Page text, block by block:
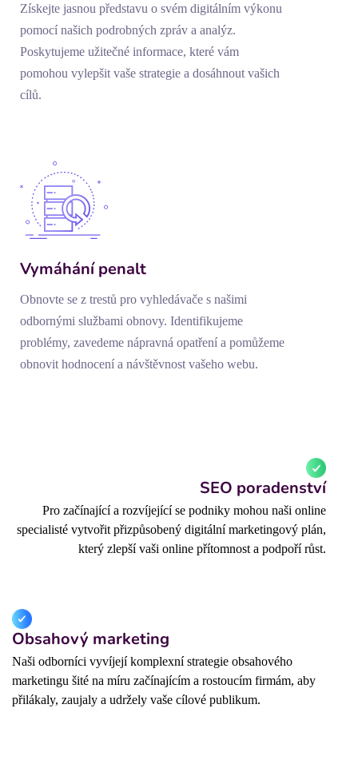
Získejte jasnou představu o svém digitálním výkonu
pomocí našich podrobných zpráv a analýz.
Poskytujeme užitečné informace, které vám
pomohou vylepšit vaše strategie a dosáhnout vašich
cílů.
Vymáhání penalt
Obnovte se z trestů pro vyhledávače s našimi
odbornými službami obnovy. Identifikujeme
problémy, zavedeme nápravná opatření a pomůžeme
obnovit hodnocení a návštěvnost vašeho webu.
SEO poradenství
Pro začínající a rozvíjející se podniky mohou naši online
specialisté vytvořit přizpůsobený digitální marketingový plán,
který zlepší vaši online přítomnost a podpoří růst.
Obsahový marketing
Naši odborníci vyvíjejí komplexní strategie obsahového
marketingu šité na míru začínajícím a rostoucím firmám, aby
přilákaly, zaujaly a udržely vaše cílové publikum.